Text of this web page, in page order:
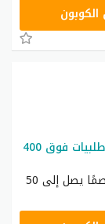
كود خصم شي ان فساتين خصم 50 ريال على طلبيات فوق 400
يتوفركود خصم شي إن الذي يمنح المتسوقين خصمًا يصل إلى 50